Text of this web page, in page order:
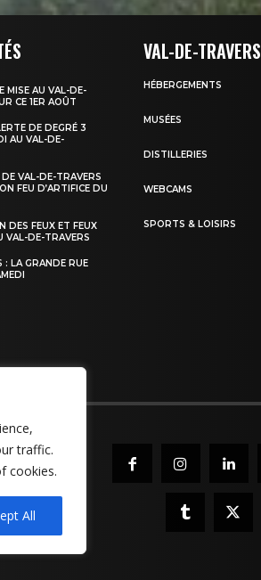
traffic.
cookies.
All
MISE AU VAL-DE-
CE 1ER AOÛT
DE DEGRÉ 3
AU VAL-DE-
DE VAL-DE-TRAVERS
FEU D’ARTIFICE DU
DES FEUX ET FEUX
VAL-DE-TRAVERS
: LA GRANDE RUE
VAL-DE-TRAVERS
HÉBERGEMENTS
MUSÉES
DISTILLERIES
WEBCAMS
SPORTS & LOISIRS